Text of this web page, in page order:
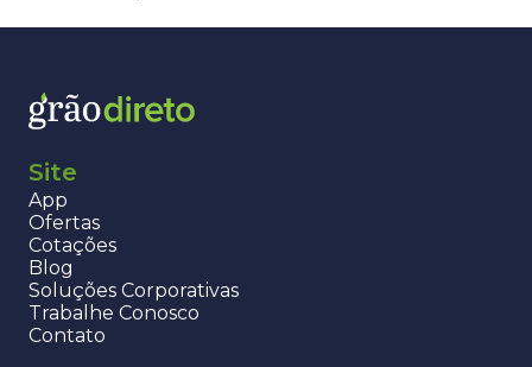
Site
App
Ofertas
Cotações
Blog
Soluções Corporativas
Trabalhe Conosco
Contato